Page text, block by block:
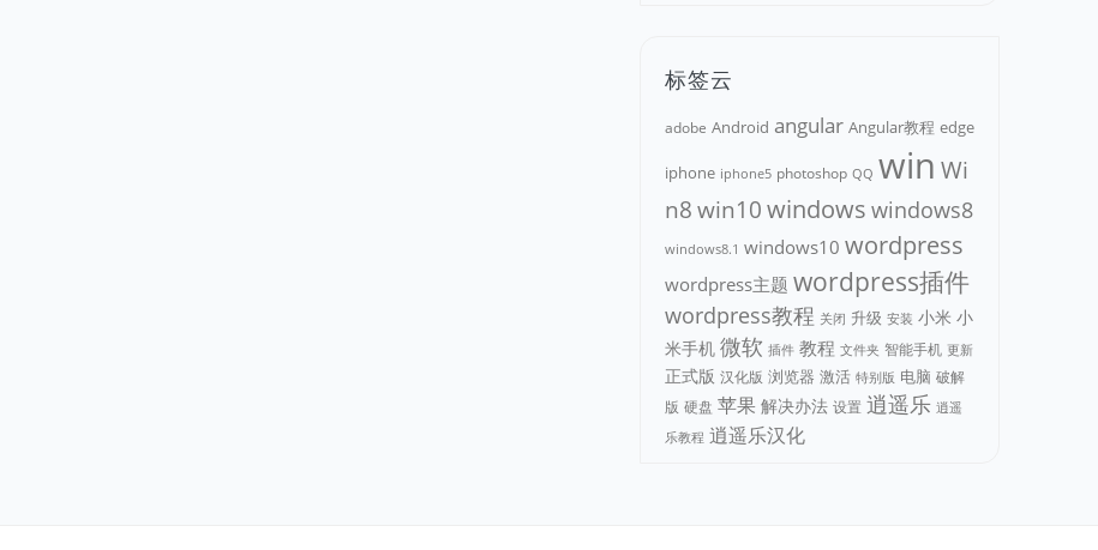
标签云
adobe Android angular Angular教程 edge
iphone iphone5 photoshop QQ win Wi
n8win10windows windows8
windows8.1 windows10 wordpress
wordpress主题 wordpress插件
wordpress教程 关闭 升级 安装 小米 小
米手机 微软 插件 教程 文件夹 智能手机 更新
正式版 汉化版 浏览器 激活 特别版 电脑 破解
版 硬盘 苹果 解决办法 设置 逍遥乐 逍遥
乐教程 逍遥乐汉化